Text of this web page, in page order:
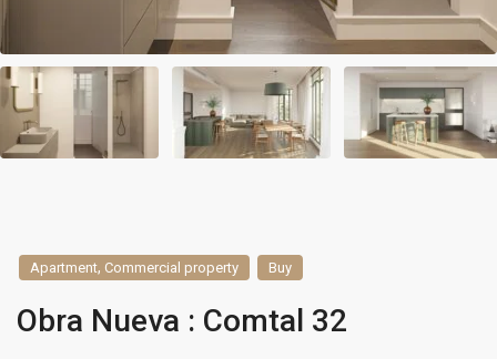
Apartment, Commercial property Buy
Obra Nueva : Comtal 32